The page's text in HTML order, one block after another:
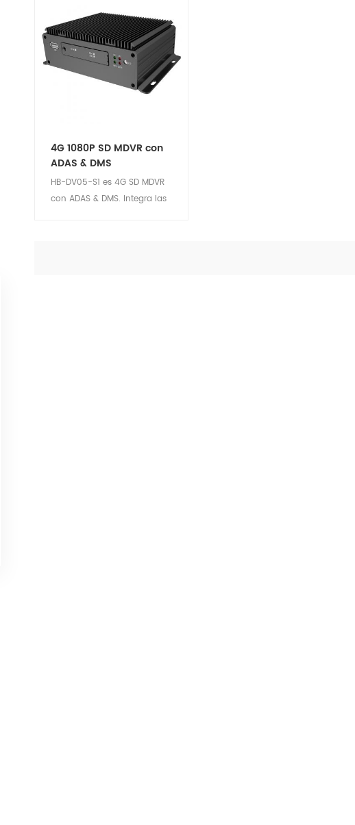
4G 1080P SD MDVR con
ADAS & DMS
HB-DV05-S1 es 4G SD MDVR
con ADAS & DMS. Integra las